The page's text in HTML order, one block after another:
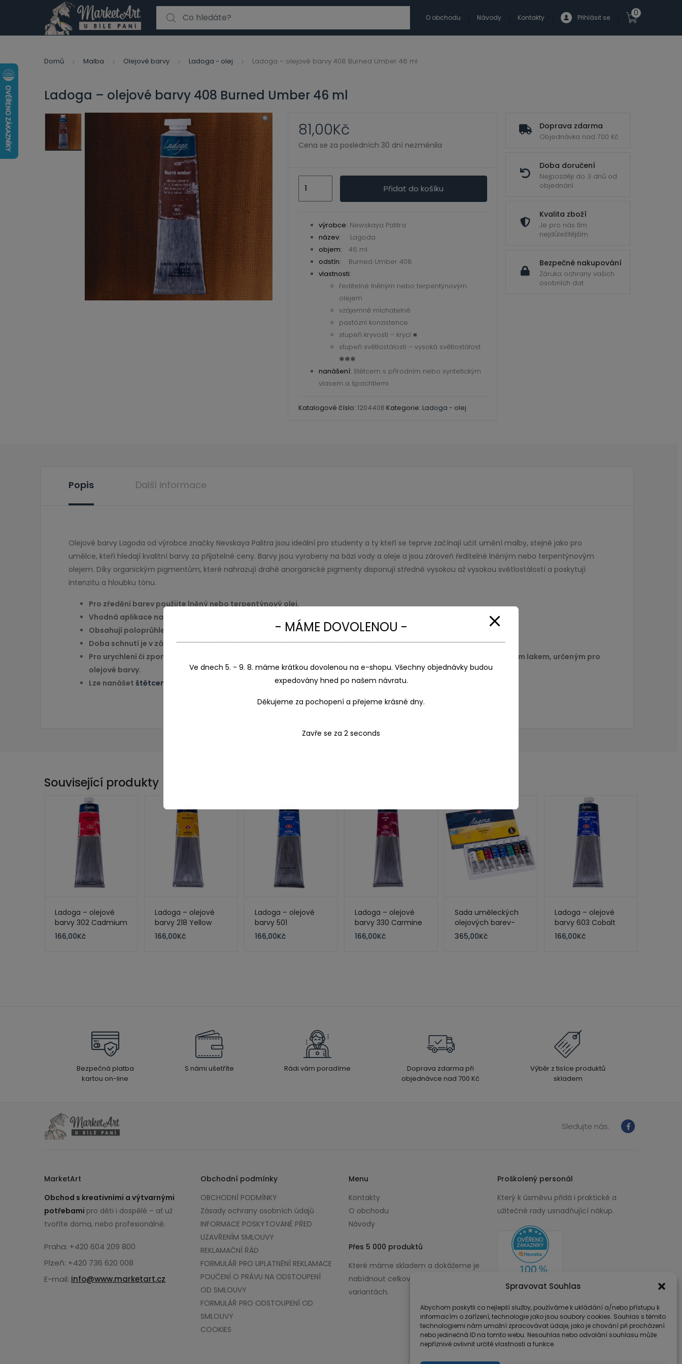
Spravovat Souhlas
Abychom poskytli co nejlepší služby, používáme k ukládání a/nebo přístupu k
informacím o zařízení, technologie jako jsou soubory cookies. Souhlas s těmito
technologiemi nám umožní zpracovávat údaje, jako je chování při procházení
nebo jedinečná ID na tomto webu. Nesouhlas nebo odvolání souhlasu může
nepříznivě ovlivnit určité vlastnosti a funkce.
Search for:
O obchodu Návody Kontakty Přihlásit se 0
Domů Malba Olejové barvy Ladoga - olej Ladoga – olejové barvy 408 Burned Umber 46 ml
Ladoga – olejové barvy 408 Burned Umber 46 ml
Doprava zdarma
Objednávka nad 700 Kč
Doba doručení
Nejpozději do 3 dnů od
objednání
Kvalita zboží
Je pro nás tím
nejdůležitějším
Bezpečné nakupování
Záruka ochrany vašich
osobních dat
81,00Kč
Cena se za posledních 30 dní nezměnila
barvy
408
Burned
Umber
Přidat do košíku
výrobce: Newskaya Palitra
název:
Lagoda
objem:
46 ml
odstín:
Burned Umber 408
vlastnosti:
ředitelné lněným nebo terpentýnovým
olejem
vzájemně míchatelné
pastózní konzistence
stupeň kryvosti – krycí ■
stupeň světlostálosti – vysoká světlostálost
✱✱✱
nanášení: štětcem s přírodním nebo syntetickým
vlasem a špachtlemi
Katalogové číslo: 1204408 Kategorie: Ladoga - olej
Popis Další informace
Olejové barvy Lagoda od výrobce značky Nevskaya Palitra jsou ideální pro studenty a ty kteří se teprve začínají učit umění malby, stejně jako pro
umělce, kteří hledají kvalitní barvy za přijatelné ceny. Barvy jsou vyrobeny na bázi vody a oleje a jsou zároveň ředitelné lněným nebo terpentýnovým
olejem. Díky organickým pigmentům, které nahrazují drahé anorganické pigmenty disponují středně vysokou až vysokou světlostálostí a poskytují
intenzitu a hloubku tónu.
Pro zředění barev použijte lněný nebo terpentýnový olej.
Vhodná aplikace na
, dřevo nebo kámen.
Obsahují poloprůhledné až neprůhledné barevné pigmenty
Doba schnutí je v závislosti na množství nanesených barev, týden až několik měsíců.
Pro urychlení či zpomalení schnutí lze použít média, a barvy lze po úplném zaschnutí zalakovat matným nebo lesklým lakem, určeným pro
olejové barvy.
Lze nanášet štětcem s přírodním nebo syntetickým vlasem išpachtlemi.
Související produkty
Ladoga – olejové
barvy 302 Cadmium
Red Light 120 ml
166,00Kč
Ladoga – olejové
barvy 218 Yellow
Ochre 120 ml
166,00Kč
Ladoga – olejové
barvy 501
Ultramarine Light
120 ml
166,00Kč
Ladoga – olejové
barvy 330 Carmine
120 ml
166,00Kč
Sada uměleckých
olejových barev-
Nevskaya palitra St.
petersburg –
365,00Kč
Ladoga – olejové
barvy 603 Cobalt
Violet Deep 120 ml
166,00Kč
Bezpečná platba
kartou on-line
S námi ušetříte Rádi vám poradíme
Doprava zdarma při
objednávce nad 700 Kč
Výběr z tisíce produktů
skladem
Sledujte nás:
MarketArt
Obchod s kreativními a výtvarnými
potřebami pro děti i dospělé – ať už
tvoříte doma, nebo profesionálně.
Praha: +420 604 209 800
Plzeň: +420 736 620 008
E-mail: info@www.marketart.cz
Obchodní podmínky
OBCHODNÍ PODMÍNKY
Zásady ochrany osobních údajů
INFORMACE POSKYTOVANÉ PŘED
UZAVŘENÍM SMLOUVY
REKLAMAČNÍ ŘÁD
FORMULÁŘ PRO UPLATNĚNÍ REKLAMACE
POUČENÍ O PRÁVU NA ODSTOUPENÍ
OD SMLOUVY
FORMULÁŘ PRO ODSTOUPENÍ OD
SMLOUVY
COOKIES
Menu
Kontakty
O obchodu
Návody
Přes 5 000 produktů
Které máme skladem a dokážeme je
nabídnout celkově až v 100 000
variantách.
Proškolený personál
Který k úsměvu přidá i praktické a
užitečné rady usnadňující nákup.
modal-check
- MÁME DOVOLENOU -
Ve dnech 5. - 9. 8. máme krátkou dovolenou na e-shopu. Všechny objednávky budou
expedovány hned po našem návratu.
Děkujeme za pochopení a přejeme krásné dny.
Zavře se za1seconds